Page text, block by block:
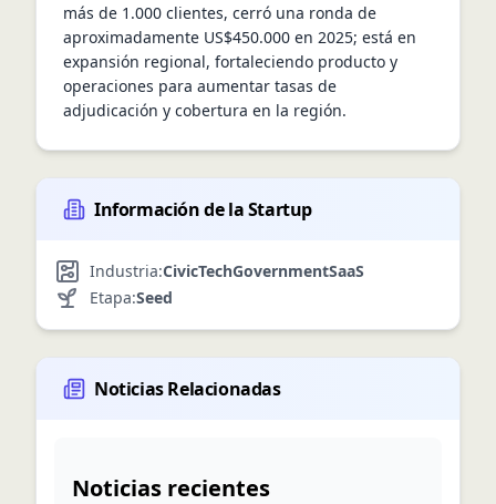
más de 1.000 clientes, cerró una ronda de
aproximadamente US$450.000 en 2025; está en
expansión regional, fortaleciendo producto y
operaciones para aumentar tasas de
adjudicación y cobertura en la región.
Información de la Startup
Industria:CivicTechGovernmentSaaS
Etapa:Seed
Noticias Relacionadas
Noticias recientes